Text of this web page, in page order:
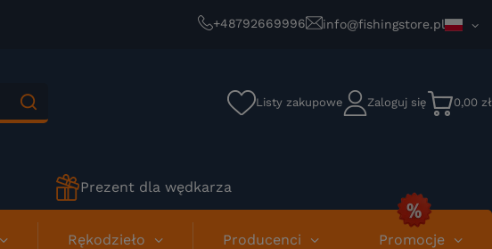
+48792669996 info@fishingstore.pl
Listy zakupowe Zaloguj się 0,00 zł
Prezent dla wędkarza
Rękodzieło Producenci Promocje